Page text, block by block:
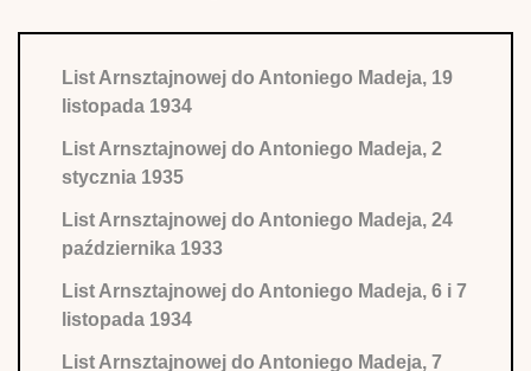
List Arnsztajnowej do Antoniego Madeja, 19
listopada 1934
List Arnsztajnowej do Antoniego Madeja, 2
stycznia 1935
List Arnsztajnowej do Antoniego Madeja, 24
października 1933
List Arnsztajnowej do Antoniego Madeja, 6 i 7
listopada 1934
List Arnsztajnowej do Antoniego Madeja, 7